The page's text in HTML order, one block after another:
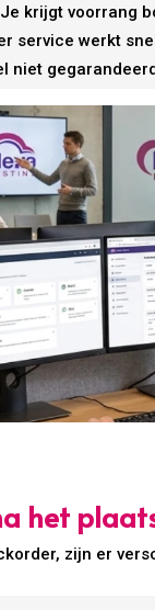
Je krijgt voorrang
service werkt
niet
het
zijn er